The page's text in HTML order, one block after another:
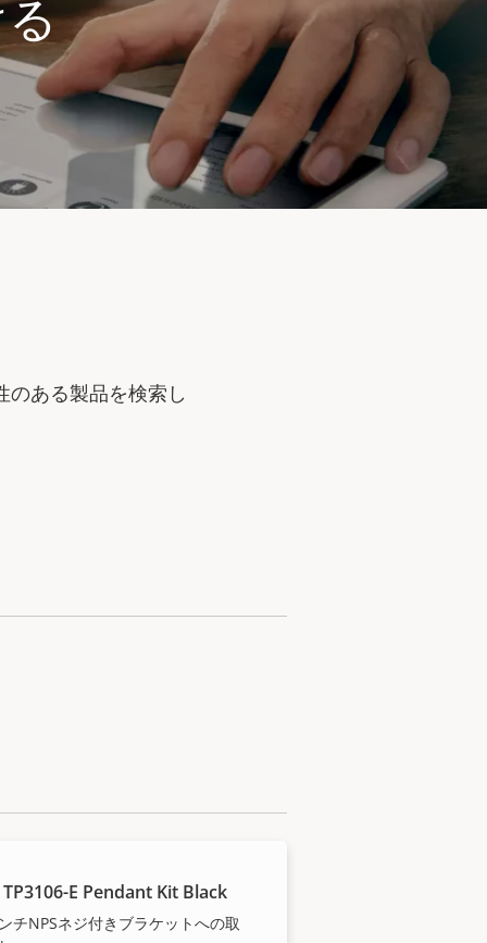
ある製品を検索し
TP3106-E Pendant Kit Black
チNPSネジ付きブラケットへの取